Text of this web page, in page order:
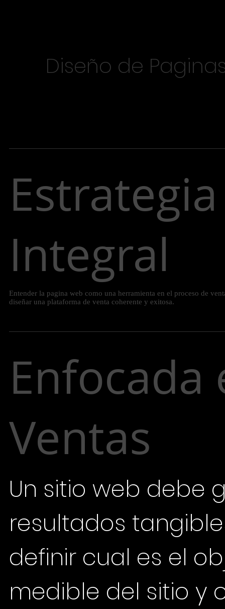
Diseño de
Estrategia
Integral
Entender la pagina web como una herramienta en el proceso de
diseñar una plataforma de venta coherente y exitosa.
Enfocada
Ventas
Un sitio web debe
resultados
definir cual es el
medible del sitio y